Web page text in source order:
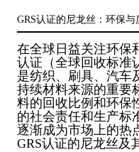
GRS认证的尼龙丝：环保
在全球日益关注环保
认证（全球回收标准
是纺织、刷具、汽车
持续材料来源的重要
料的回收比例和环保
的社会责任和生产标
逐渐成为市场上的热
GRS认证的尼龙丝及